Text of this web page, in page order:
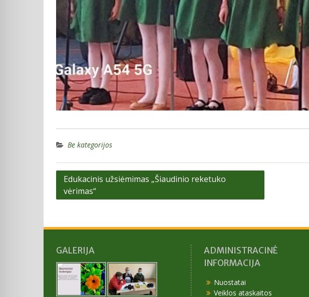
Be kategorijos
Navigacija
tarp
Edukacinis užsiėmimas „Šiaudinio reketuko
vėrimas“
GALERIJA
ADMINISTRACINĖ
INFORMACIJA
Nuostatai
Veiklos ataskaitos